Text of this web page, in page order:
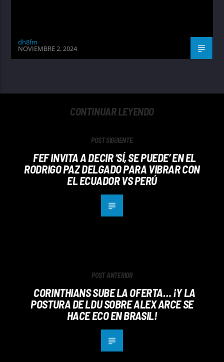
dh8fm
NOVIEMBRE 2, 2024
CONTINUAR LEYENDO
POST SIGUIENTE
FEF INVITA A DECIR ‘SÍ, SE PUEDE’ EN EL
RODRIGO PAZ DELGADO PARA VIBRAR CON
EL ECUADOR VS PERÚ
POST ANTERIOR
CORINTHIANS SUBE LA OFERTA… ¡Y LA
POSTURA DE LDU SOBRE ALEX ARCE SE
HACE ECO EN BRASIL!